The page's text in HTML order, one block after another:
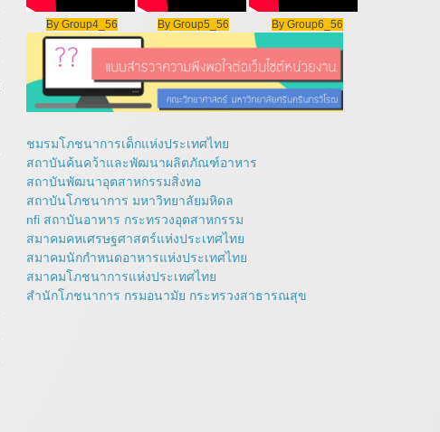
By Group4_56 By Group5_56 By Group6_56
ชมรมโภชนาการเด็กแห่งประเทศไทย
สถาบันค้นคว้าและพัฒนาผลิตภัณฑ์อาหาร
สถาบันพัฒนาอุตสาหกรรมสิ่งทอ
สถาบันโภชนาการ มหาวิทยาลัยมหิดล
nfi สถาบันอาหาร กระทรวงอุตสาหกรรม
สมาคมคหเศรษฐศาสตร์แห่งประเทศไทย
สมาคมนักกำหนดอาหารแห่งประเทศไทย
สมาคมโภชนาการแห่งประเทศไทย
สำนักโภชนาการ กรมอนามัย กระทรวงสาธารณสุข